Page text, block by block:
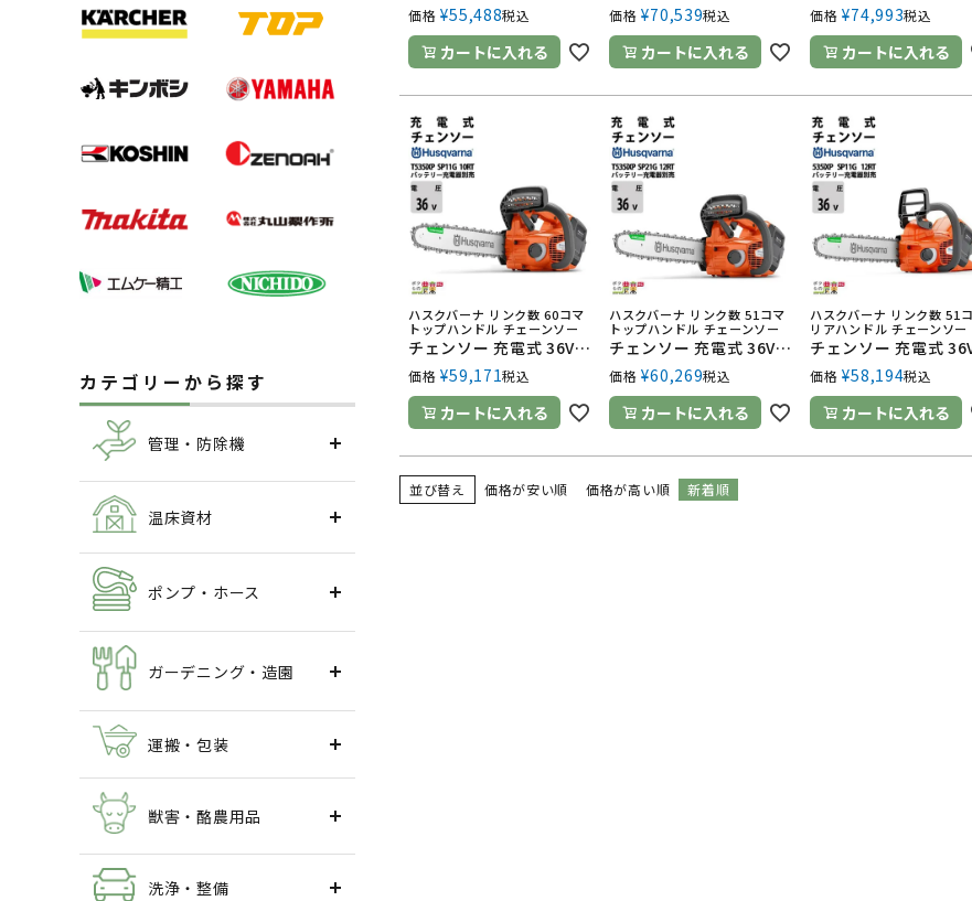
カテゴリーから探す
管理・防除機
温床資材
ポンプ・ホース
ガーデニング・造園
運搬・包装
獣害・酪農用品
洗浄・整備
価格 ¥55,488税込
カートに入れる
価格 ¥70,539税込
カートに入れる
価格 ¥74,993税込
カートに入れる
ハスクバーナ リンク数 60コマ
トップハンドル チェーンソー
チェンソー 充電式 36V ハスクバーナ トップハンドル T535iXP SP11G 10RT SP11G 2.4kg ガイドバー250mm 10インチ 970717410 バッテリー・充電器別売
価格 ¥59,171税込
カートに入れる
ハスクバーナ リンク数 51コマ
トップハンドル チェーンソー
チェンソー 充電式 36V ハスクバーナ トップハンドル T535iXP SP21G 12RT SP21G 2.4kg ガイドバー300mm 12インチ 970716412 バッテリー・充電器別売
価格 ¥60,269税込
カートに入れる
ハスクバーナ リンク数 51
リアハンドル チェーンソー
価格 ¥58,194税込
カートに入れる
並び替え 価格が安い順 価格が高い順 新着順